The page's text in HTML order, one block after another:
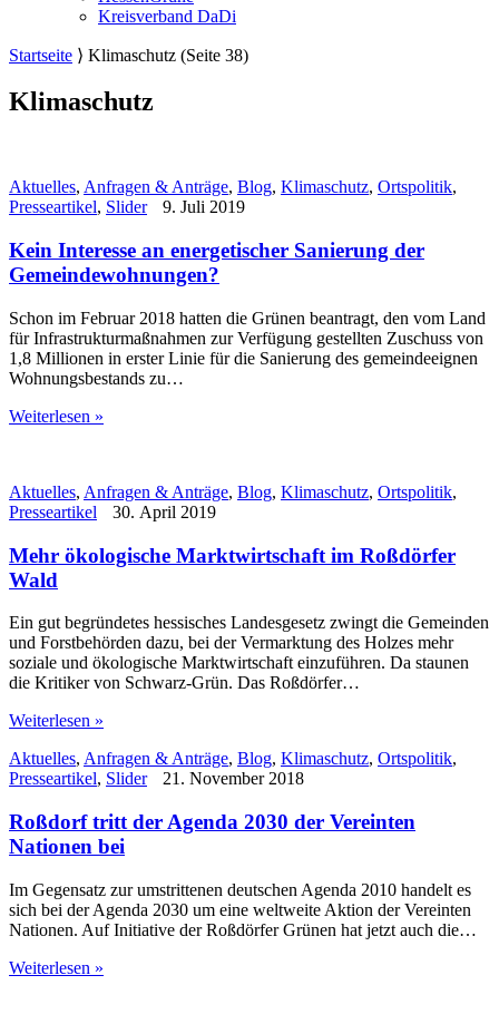
Kreisverband DaDi
Startseite ⟩ Klimaschutz (Seite 38)
Klimaschutz
Aktuelles, Anfragen & Anträge, Blog, Klimaschutz, Ortspolitik,
Presseartikel, Slider 9. Juli 2019
Kein Interesse an energetischer Sanierung der
Gemeindewohnungen?
Schon im Februar 2018 hatten die Grünen beantragt, den vom Land
für Infrastrukturmaßnahmen zur Verfügung gestellten Zuschuss von
1,8 Millionen in erster Linie für die Sanierung des gemeindeeignen
Wohnungsbestands zu…
Weiterlesen »
Aktuelles, Anfragen & Anträge, Blog, Klimaschutz, Ortspolitik,
Presseartikel
30. April 2019
Mehr ökologische Marktwirtschaft im Roßdörfer
Wald
Ein gut begründetes hessisches Landesgesetz zwingt die Gemeinden
und Forstbehörden dazu, bei der Vermarktung des Holzes mehr
soziale und ökologische Marktwirtschaft einzuführen. Da staunen
die Kritiker von Schwarz-Grün. Das Roßdörfer…
Weiterlesen »
Aktuelles, Anfragen & Anträge, Blog, Klimaschutz, Ortspolitik,
Presseartikel, Slider 21. November 2018
Roßdorf tritt der Agenda 2030 der Vereinten
Nationen bei
Im Gegensatz zur umstrittenen deutschen Agenda 2010 handelt es
sich bei der Agenda 2030 um eine weltweite Aktion der Vereinten
Nationen. Auf Initiative der Roßdörfer Grünen hat jetzt auch die…
Weiterlesen »